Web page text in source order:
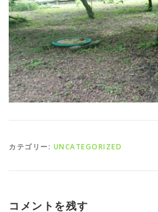
カテゴリー: UNCATEGORIZED
コメントを残す